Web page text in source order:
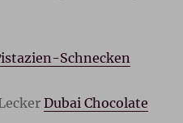
Schnecken
Dubai Chocolate